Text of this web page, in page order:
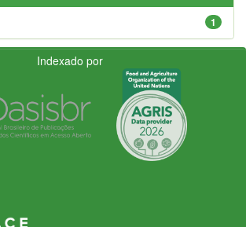
1
Indexado por